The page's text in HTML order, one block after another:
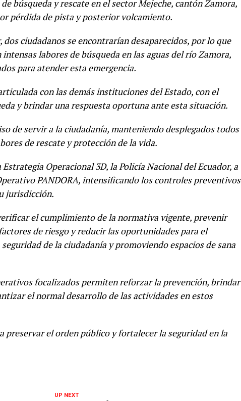
búsqueda y rescate en el sector Mejeche, cantón Zamora,
pérdida de pista y posterior volcamiento.
ciudadanos se encontrarían desaparecidos, por lo que
labores de búsqueda en las aguas del río Zamora,
para atender esta emergencia.
con las demás instituciones del Estado, con el
y brindar una respuesta oportuna ante esta situación.
de servir a la ciudadanía, manteniendo desplegados todos
de rescate y protección de la vida.
Operacional 3D, la Policía Nacional del Ecuador, a
PANDORA, intensificando los controles preventivos
jurisdicción.
el cumplimiento de la normativa vigente, prevenir
de riesgo y reducir las oportunidades para el
de la ciudadanía y promoviendo espacios de sana
focalizados permiten reforzar la prevención, brindar
el normal desarrollo de las actividades en estos
preservar el orden público y fortalecer la seguridad en la
UP NEXT